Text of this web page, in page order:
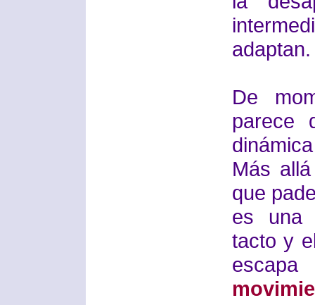
adaptan.
De
parece
Más
que
es una
tacto y